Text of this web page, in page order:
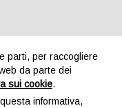
parti, per raccogliere
da parte dei
sui cookie.
informativa,